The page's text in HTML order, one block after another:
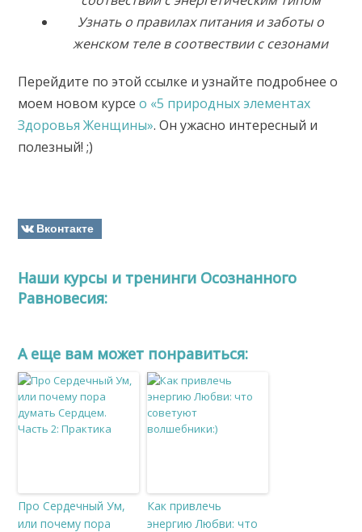
Узнать о правилах питания и заботы о
женском теле в соотвествии с сезонами
Перейдите по этой ссылке и узнайте подробнее о
моем новом курсео «5 природных элементах
Здоровья Женщины». Он ужасно интересный и
полезный! ;)
Вконтакте
Наши курсы и тренинги Осознанного
Равновесия:
A еще вам может понравиться:
Про Сердечный Ум,
или почему пора
Как привлечь
энергию Любви: что